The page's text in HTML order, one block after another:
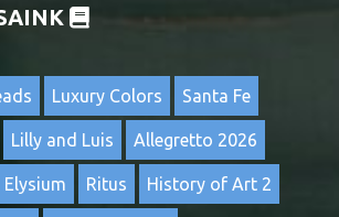
Luxury Colors Santa Fe
Lilly and Luis Allegretto 2026
Elysium Ritus History of Art 2